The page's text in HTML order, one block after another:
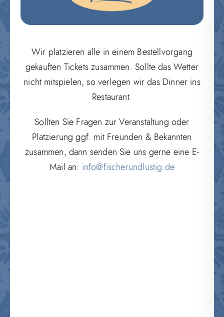
Wir platzieren alle in einem Bestellvorgang
gekauften Tickets zusammen. Sollte das Wetter
nicht mitspielen, so verlegen wir das Dinner ins
Restaurant.
Sollten Sie Fragen zur Veranstaltung oder
Platzierung ggf. mit Freunden & Bekannten
zusammen, dann senden Sie uns gerne eine E-
Mail an: info@fischerundlustig.de